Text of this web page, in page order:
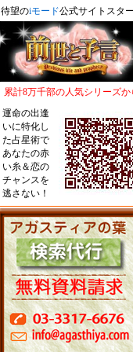
待望のiモード公式サイトスタ
累計8万千部の人気シリーズか
運命の出逢
いに特化し
た占星術で
あなたの赤
い糸＆恋の
チャンスを
逃さない！